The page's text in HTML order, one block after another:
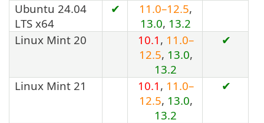
Ubuntu 24.04
LTS x64
✔ 11.0–12.5,
13.0, 13.2
Linux Mint 20
10.1 , 11.0–
12.5, 13.0,
13.2
✔
Linux Mint 21 10.1 , 11.0–
12.5, 13.0,
13.2
✔